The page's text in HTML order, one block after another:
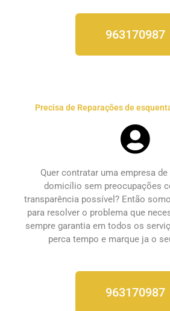
963170987
Precisa de Reparações de
Quer contratar uma empresa de
domicílio sem preocupações
transparência possível? Então
para resolver o problema que
sempre garantia em todos os
perca tempo e marque ja o
963170987